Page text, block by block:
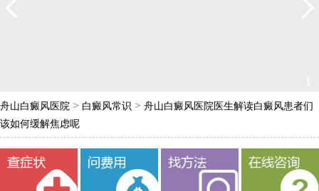
舟山白癜风医院 > 白癜风常识 > 舟山白癜风医院医生解读白癜风患者们
该如何缓解焦虑呢